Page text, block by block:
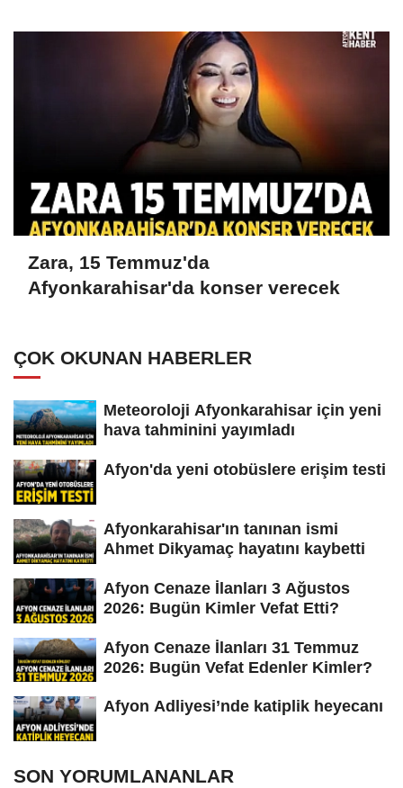
Zara, 15 Temmuz'da
Afyonkarahisar'da konser verecek
ÇOK OKUNAN HABERLER
Meteoroloji Afyonkarahisar için yeni
hava tahminini yayımladı
Afyon'da yeni otobüslere erişim testi
Afyonkarahisar'ın tanınan ismi
Ahmet Dikyamaç hayatını kaybetti
Afyon Cenaze İlanları 3 Ağustos
2026: Bugün Kimler Vefat Etti?
Afyon Cenaze İlanları 31 Temmuz
2026: Bugün Vefat Edenler Kimler?
Afyon Adliyesi’nde katiplik heyecanı
SON YORUMLANANLAR